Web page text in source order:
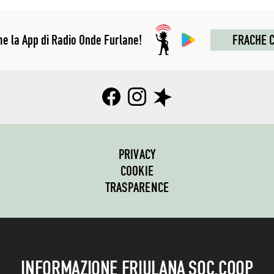
la App di Radio Onde Furlane! FRACHE
PRIVACY
COOKIE
TRASPARENCE
INFORMAZIONE FRIULANA SOC.COOP